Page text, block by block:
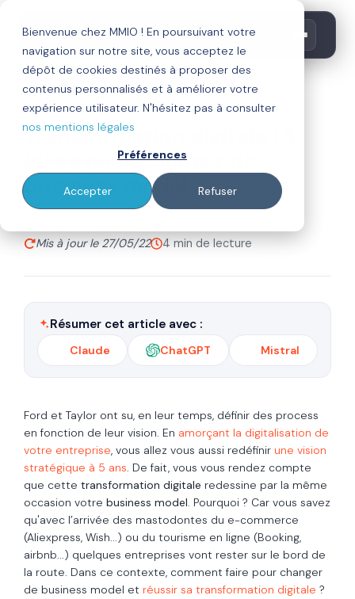
Bienvenue chez MMIO ! En poursuivant votre
navigation sur notre site, vous acceptez le
dépôt de cookies destinés à proposer des
contenus personnalisés et à améliorer votre
expérience utilisateur. N'hésitez pas à consulter
nos mentions légales
Préférences
Accepter Refuser
digitalisation
Transformation digitale : 3
idées pour changer de
business model
Mis à jour le 27/05/22
4 min de lecture
Résumer cet article avec :
Claude ChatGPT Mistral
Ford et Taylor ont su, en leur temps, définir des process
en fonction de leur vision. En amorçant la digitalisation de
votre entreprise, vous allez vous aussi redéfinir une vision
stratégique à 5 ans. De fait, vous vous rendez compte
que cette transformation digitale redessine par la même
occasion votre business model. Pourquoi ? Car vous savez
qu'avec l’arrivée des mastodontes du e-commerce
(Aliexpress, Wish...) ou du tourisme en ligne (Booking,
airbnb...) quelques entreprises vont rester sur le bord de
la route. Dans ce contexte, comment faire pour changer
de business model et réussir sa transformation digitale ?